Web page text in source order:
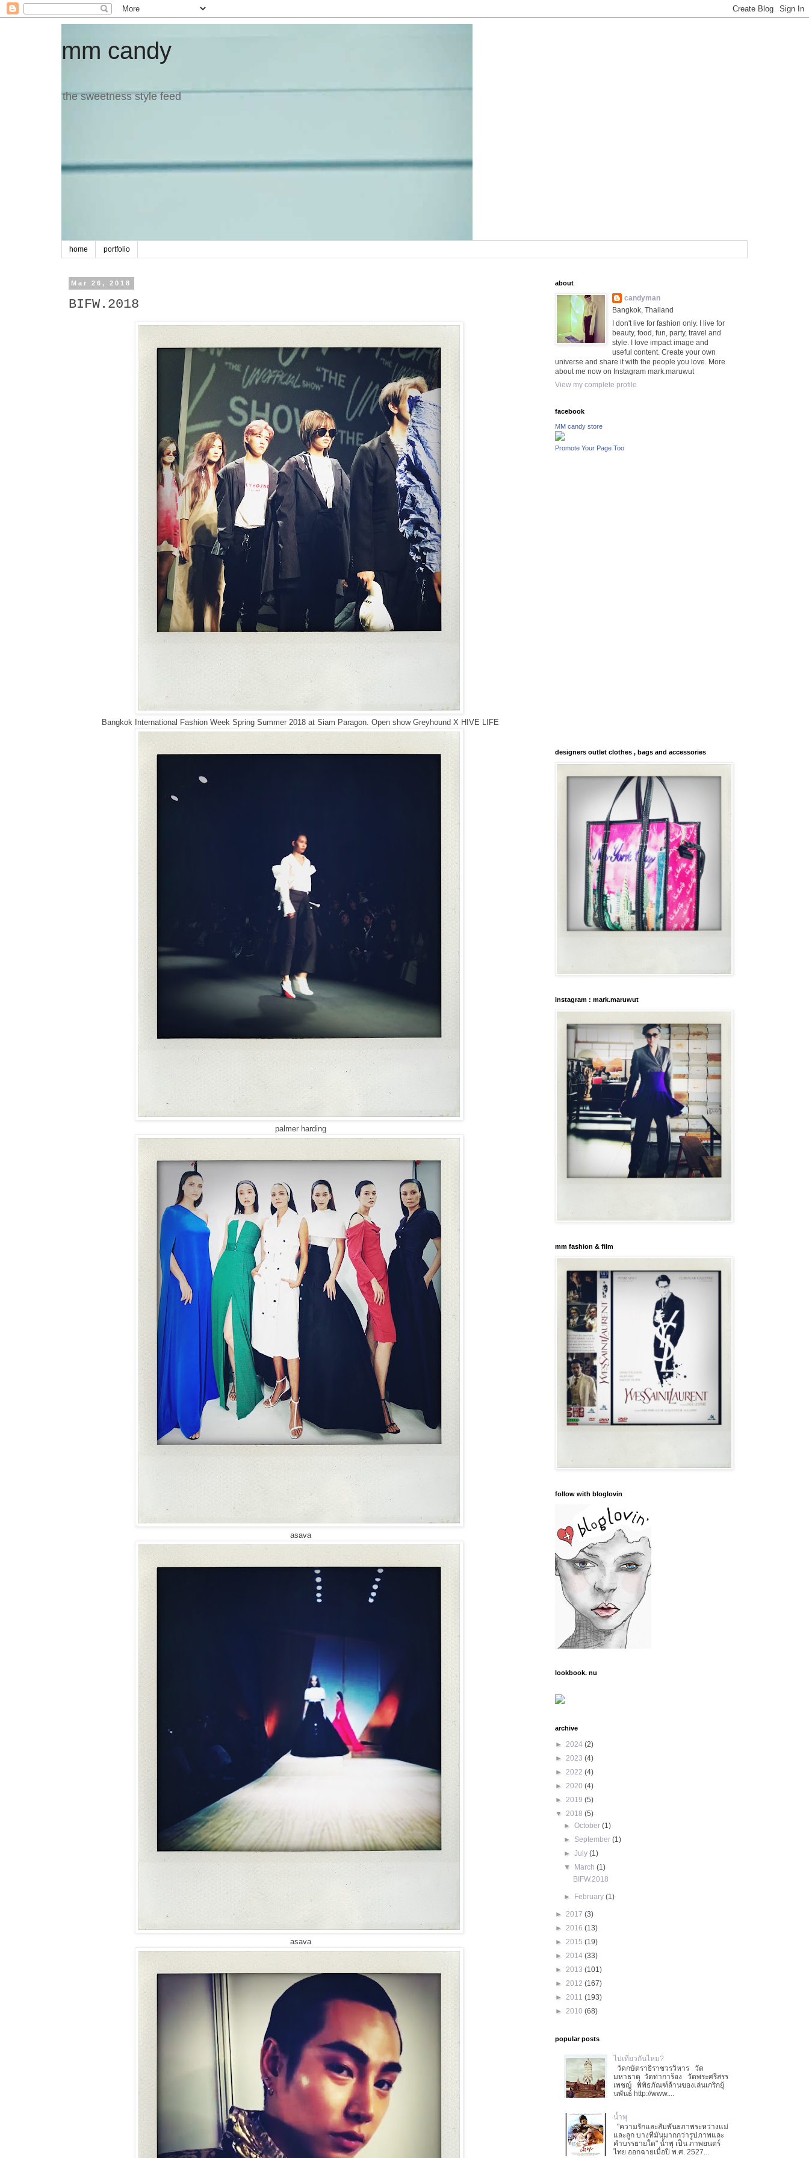
mm candy
the sweetness style feed
home portfolio
Mar 26, 2018
BIFW.2018
Bangkok International Fashion Week Spring Summer 2018 at Siam Paragon. Open show Greyhound X HIVE LIFE
palmer harding
asava
asava
about
candyman
Bangkok, Thailand
I don't live for fashion only. I live for
beauty, food, fun, party, travel and
style. I love impact image and
useful content. Create your own
universe and share it with the people you love. More
about me now on Instagram mark.maruwut
View my complete profile
facebook
MM candy store
Promote Your Page Too
designers outlet clothes , bags and accessories
instagram : mark.maruwut
mm fashion & film
follow with bloglovin
lookbook. nu
archive
► 2024 (2)
► 2023 (4)
► 2022 (4)
► 2020 (4)
► 2019 (5)
▼ 2018 (5)
►October(1)
► September(1)
►July(1)
▼
March(1)
BIFW.2018
► February(1)
► 2017 (3)
► 2016 (13)
► 2015 (19)
► 2014 (33)
► 2013 (101)
► 2012 (167)
► 2011 (193)
► 2010 (68)
popular posts
ไปเที่ยวกันไหม?
วัดกษัตราธิราชวรวิหาร วัด
มหาธาตุ วัดท่าการ้อง วัดพระศรีสรร
เพชญ์ พิพิธภัณฑ์ล้านของเล่นเกริกยุ้
นพันธ์ http://www....
น้ำพุ
"ความรักและสัมพันธภาพระหว่างแม่
และลูก บางทีมันมากกว่ารูปภาพและ
คำบรรยายใด" น้ำพุ เป็น ภาพยนตร์
ไทย ออกฉายเมื่อปี พ.ศ. 2527...